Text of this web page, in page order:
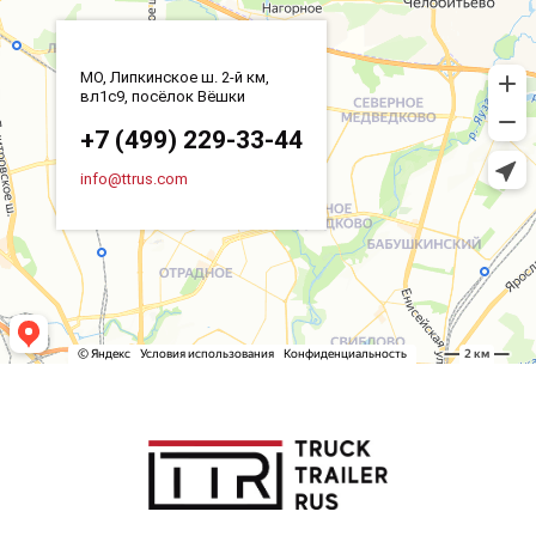
МО, Липкинское ш. 2-й км,
вл1с9, посёлок Вёшки
+7 (499) 229-33-44
info@ttrus.com